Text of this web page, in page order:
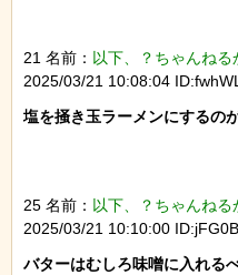
21 名前： 以下、？ちゃんね
2025/03/21 10:08:04
塩を掻き玉ラーメンにするの
25 名前： 以下、？ちゃんね
2025/03/21 10:10:00
バターはむしろ味噌に入れる